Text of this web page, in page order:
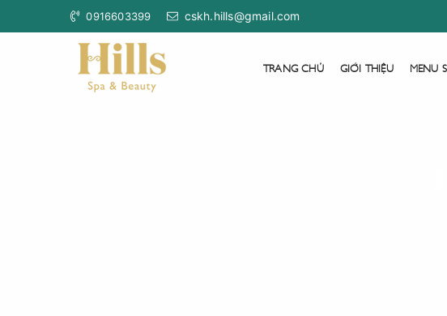
0916603399 cskh.hills@gmail.com
TRANG CHỦ GIỚI THIỆU MENU